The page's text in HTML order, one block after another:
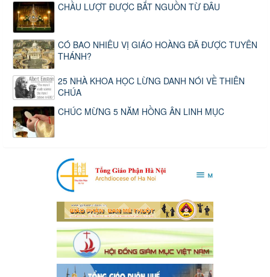
CHẦU LƯỢT ĐƯỢC BẮT NGUỒN TỪ ĐÂU
CÓ BAO NHIÊU VỊ GIÁO HOÀNG ĐÃ ĐƯỢC TUYÊN
THÁNH?
25 NHÀ KHOA HỌC LỪNG DANH NÓI VỀ THIÊN
CHÚA
CHÚC MỪNG 5 NĂM HỒNG ÂN LINH MỤC